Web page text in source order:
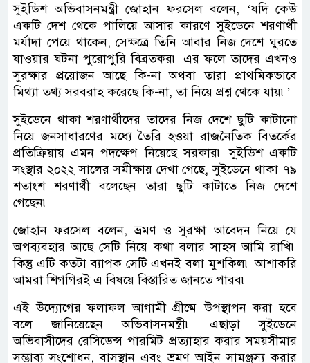
সুইডিশ অভিবাসনমন্ত্রী জোহান ফরসেল বলেন, ‘যদি কেউ
একটি দেশ থেকে পালিয়ে আসার কারণে সুইডেনে শরণার্থী
মর্যাদা পেয়ে থাকেন, সেক্ষত্রে তিনি আবার নিজ দেশে ঘুরতে
যাওয়ার ঘটনা পুরোপুরি বিব্রতকর৷ এর ফলে তাদের এখনও
সুরক্ষার প্রয়োজন আছে কি-না অথবা তারা প্রাথমিকভাবে
মিথ্যা তথ্য সরবরাহ করেছে কি-না, তা নিয়ে প্রশ্ন থেকে যায়৷’
সুইডেনে থাকা শরণার্থীদের তাদের নিজ দেশে ছুটি কাটানো
নিয়ে জনসাধারণের মধ্যে তৈরি হওয়া রাজনৈতিক বিতর্কের
প্রতিক্রিয়ায় এমন পদক্ষেপ নিয়েছে সরকার৷ সুইডিশ একটি
সংস্থার ২০২২ সালের সমীক্ষায় দেখা গেছে, সুইডেনে থাকা ৭৯
শতাংশ শরণার্থী বলেছেন তারা ছুটি কাটাতে নিজ দেশে
গেছেন৷
জোহান ফরসেল বলেন, ভ্রমণ ও সুরক্ষা আবেদন নিয়ে যে
অপব্যবহার আছে সেটি নিয়ে কথা বলার সাহস আমি রাখি৷
কিন্তু এটি কতটা ব্যাপক সেটি এখনই বলা মুশকিল৷ আশাকরি
আমরা শিগগিরই এ বিষয়ে বিস্তারিত জানতে পারব৷
এই উদ্যোগের ফলাফল আগামী গ্রীষ্মে উপস্থাপন করা হবে
বলে জানিয়েছেন অভিবাসনমন্ত্রী৷ এছাড়া সুইডেনে
অভিবাসীদের রেসিডেন্স পারমিট প্রত্যাহার করার সময়সীমার
সম্ভাব্য সংশোধন, বাসস্থান এবং ভ্রমণ আইন সামঞ্জস্য করার